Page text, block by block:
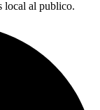
local al publico.